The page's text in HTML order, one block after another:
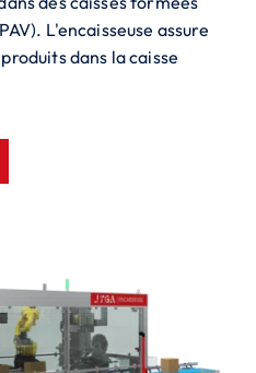
L'encaisseuse assure
dans la caisse